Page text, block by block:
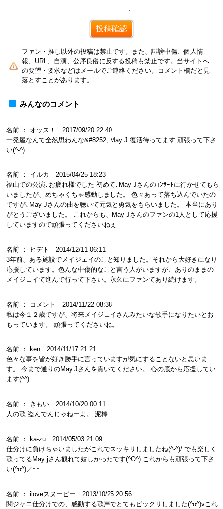
ファン・推し以外の投稿は禁止です。また、誹謗中傷、個人情
報、URL、自演、公序良俗に反する投稿も禁止です。当サイトへ
の要望・要求などはメールでご連絡ください。コメント欄だと見
落とすことがあります。
みんなのコメント
名前 ： オッス！ 2017/09/20 22:40
一発屋なんて全然思わんな&#8252; May J.復活待ってます 頑張って下さ
い(^-^)
名前 ： イルカ 2015/04/25 18:23
福山での公演､お疲れ様でした 初めて､May Jさんのｺﾝｻｰﾄに行かせてもら
いましたが、めちゃくちゃ感動しました。 色々あって落ち込んでいたの
ですが､May Jさんの曲を聴いて元気と勇気をもらいました。 本当にあり
がとうございました。 これからも、May Jさんのファンの1人として応援
していますので頑張ってくださいねぇ
名前 ： ヒデト 2014/12/11 06:11
3年前、ある施設でメイジェイのこと知りました。それから大好きになり
応援しています。色んな中傷的なこと言う人がいますが、ありのままの
メイジェイて進んで行って下さい。永久にファンてあり続けます。
名前 ： コメント 2014/11/22 08:38
私は今１２歳ですが、将来メイジェイさんみたいな歌手になりたいとお
もっています。 頑張ってくださいね。
名前 ： ken 2014/11/17 21:21
色々な事を皆が好き勝手に言っていますが気にすることないと思いま
す。 今まで通りのMay.Jさんを貫いてください。 心の底から応援してい
ます(^^)
名前 ： きもい 2014/10/20 00:11
人の歌 盗んでんじゃねーよ。 泥棒
名前 ： ka-zu 2014/05/03 21:09
仕分けに負けちゃいましたがこれでスッキリしましたね(^-^)/ でも楽しく
歌ってるMay jさん観れて嬉しかったです(^O^) これからも頑張って下さ
い(^o^)／~~
名前 ： iloveスヌーピー 2013/10/25 20:56
関ジャニ仕分けでの、感動する歌声でとてもビックリしました(^o^)vこれ